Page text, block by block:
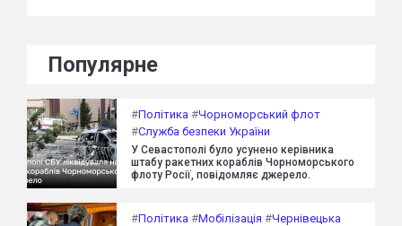
Популярне
#Політика #Чорноморський флот
#Служба безпеки України
У Севастополі було усунено керівника
штабу ракетних кораблів Чорноморського
флоту Росії, повідомляє джерело.
#Політика #Мобілізація #Чернівецька